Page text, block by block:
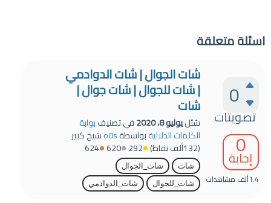
اسئلة متعلقة
0
تصويتات
0
إجابة
1.4ألف مشاهدات
شات الجوال | شات الدوادمي
| شات للجوال | شات جوال |
شات
سُئليوليو 8، 2020 في تصنيفبوابة
الكلمات الدلاليةبواسطةo0sشيخ كبير
(132ألف نقاط) 292
620
624
شات
شات_الجوال
شات_للجوال
شات_الدوادمي